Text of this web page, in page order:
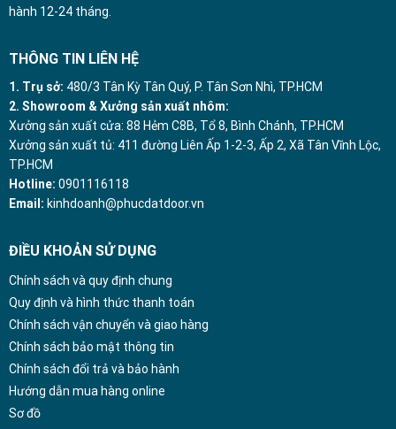
hành 12-24 tháng.
THÔNG TIN LIÊN HỆ
1. Trụ sở: 480/3 Tân Kỳ Tân Quý, P. Tân Sơn Nhì, TP.HCM
2. Showroom & Xưởng sản xuất nhôm:
Xưởng sản xuất cửa: 88 Hẻm C8B, Tổ 8, Bình Chánh, TP.HCM
Xưởng sản xuất tủ: 411 đường Liên Ấp 1-2-3, Ấp 2, Xã Tân Vĩnh Lộc,
TP.HCM
Hotline: 0901116118
Email: kinhdoanh@phucdatdoor.vn
ĐIỀU KHOẢN SỬ DỤNG
Chính sách và quy định chung
Quy định và hình thức thanh toán
Chính sách vận chuyển và giao hàng
Chính sách bảo mật thông tin
Chính sách đổi trả và bảo hành
Hướng dẫn mua hàng online
Sơ đồ